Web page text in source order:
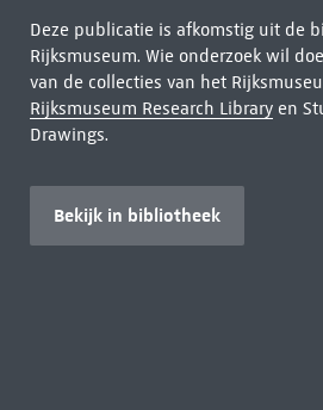
Deze publicatie is afkomstig uit de
Rijksmuseum. Wie onderzoek wil
van de collecties van het
Rijksmuseum Research Libraryen
Drawings.
Bekijk in bibliotheek